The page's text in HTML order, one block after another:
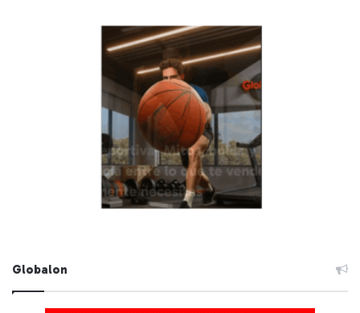
Globalon